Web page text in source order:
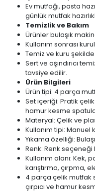
Ev mutfağı, pasta
günlük mutfak
Temizlik ve Bakım
Ürünler bulaşık
Kullanım sonrası
Temiz ve kuru
Sert ve aşındırıcı
tavsiye edilir.
Ürün Bilgileri
Ürün tipi: 4 parça
Set içeriği: Pratik çelik
hamur kesme
Materyal: Çelik ve
Kullanım tipi: Manuel
Yıkama özelliği:
Renk: Renk
Kullanım alanı: Kek,
karıştırma, çırpma,
4 parça çelik mutfak
çırpıcı ve hamur